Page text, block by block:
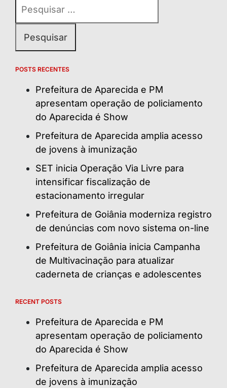
por:
POSTS RECENTES
Prefeitura de Aparecida e PM
apresentam operação de policiamento
do Aparecida é Show
Prefeitura de Aparecida amplia acesso
de jovens à imunização
SET inicia Operação Via Livre para
intensificar fiscalização de
estacionamento irregular
Prefeitura de Goiânia moderniza registro
de denúncias com novo sistema on-line
Prefeitura de Goiânia inicia Campanha
de Multivacinação para atualizar
caderneta de crianças e adolescentes
RECENT POSTS
Prefeitura de Aparecida e PM
apresentam operação de policiamento
do Aparecida é Show
Prefeitura de Aparecida amplia acesso
de jovens à imunização